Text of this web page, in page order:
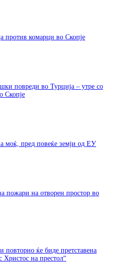
против комарци во Скопје
повреди во Турција – утре со
Скопје
моќ, пред повеќе земји од ЕУ
на отворен простор во
ќе биде претставена
Христос на престол“